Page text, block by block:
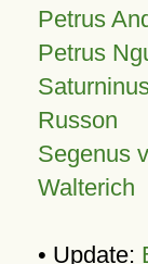
Petrus
Petrus
Russon
Segenus
Walterich
• Update: